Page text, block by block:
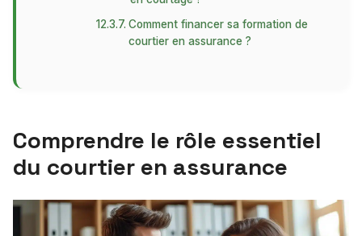
Comment financer sa formation de
courtier en assurance ?
Comprendre le rôle essentiel
du courtier en assurance